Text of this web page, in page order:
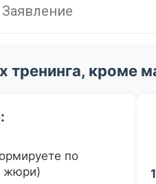
Заявление